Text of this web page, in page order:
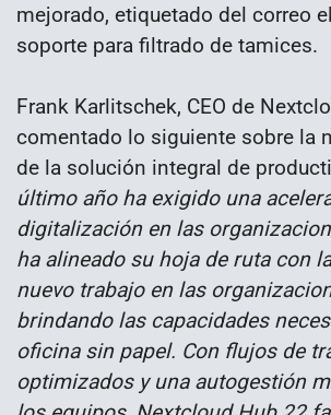
mejorado, etiquetado del correo
soporte para filtrado de tamices.
Frank Karlitschek, CEO de
comentado lo siguiente sobre la
de la solución integral de
último año ha exigido una
digitalización en las
ha alineado su hoja de ruta con
nuevo trabajo en las
brindando las capacidades
oficina sin papel. Con flujos de
optimizados y una autogestión